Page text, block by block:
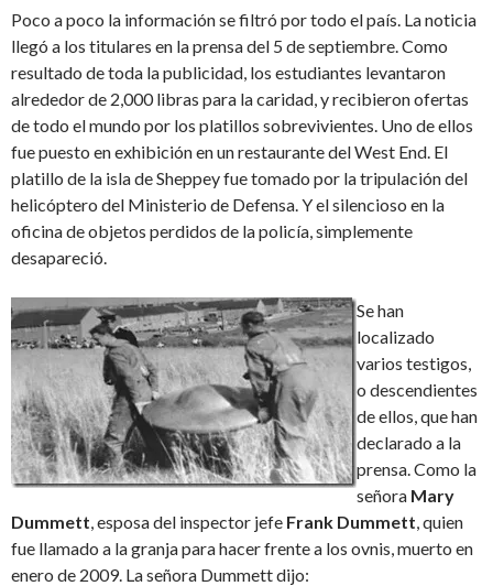
Poco a poco la información se filtró por todo el país. La noticia
llegó a los titulares en la prensa del 5 de septiembre. Como
resultado de toda la publicidad, los estudiantes levantaron
alrededor de 2,000 libras para la caridad, y recibieron ofertas
de todo el mundo por los platillos sobrevivientes. Uno de ellos
fue puesto en exhibición en un restaurante del West End. El
platillo de la isla de Sheppey fue tomado por la tripulación del
helicóptero del Ministerio de Defensa. Y el silencioso en la
oficina de objetos perdidos de la policía, simplemente
desapareció.
Se han
localizado
varios testigos,
o descendientes
de ellos, que han
declarado a la
prensa. Como la
señora Mary
Dummett, esposa del inspector jefe Frank Dummett, quien
fue llamado a la granja para hacer frente a los ovnis, muerto en
enero de 2009. La señora Dummett dijo: